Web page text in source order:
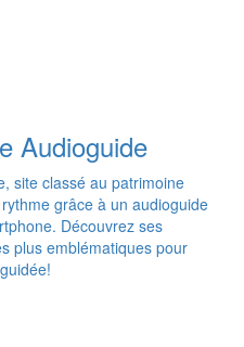
Audioguide
site classé au patrimoine
grâce à un audioguide
Découvrez ses
plus emblématiques pour